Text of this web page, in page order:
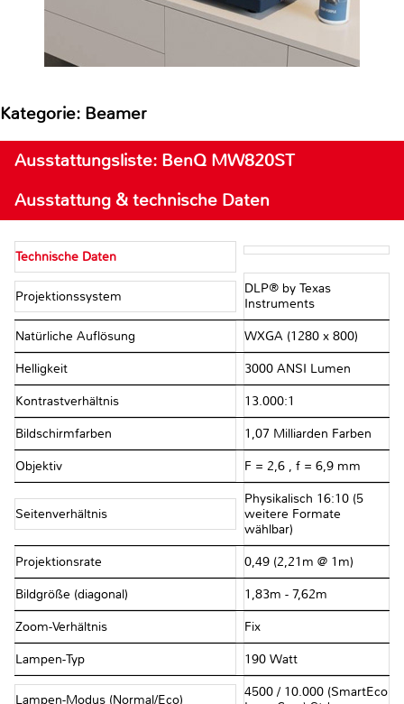
Kategorie: Beamer
Ausstattungsliste: BenQ MW820ST
Ausstattung & technische Daten
Technische Daten
Projektionssystem
DLP® by Texas
Instruments
Natürliche Auflösung WXGA (1280 x 800)
Helligkeit 3000 ANSI Lumen
Kontrastverhältnis 13.000:1
Bildschirmfarben 1,07 Milliarden Farben
Objektiv F = 2,6 , f = 6,9 mm
Seitenverhältnis
Physikalisch 16:10 (5
weitere Formate
wählbar)
Projektionsrate 0,49 (2,21m @ 1m)
Bildgröße (diagonal) 1,83m - 7,62m
Zoom-Verhältnis Fix
Lampen-Typ 190 Watt
Lampen-Modus (Normal/Eco)
4500 / 10.000 (SmartEco